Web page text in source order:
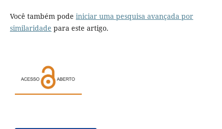
Você também pode iniciar uma pesquisa avançada por
similaridade para este artigo.